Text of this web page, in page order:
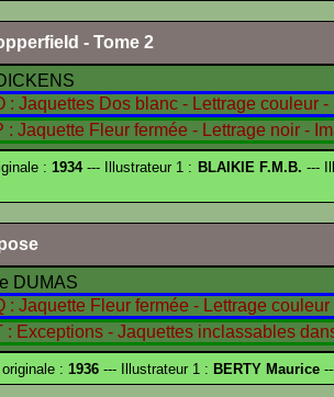
- Tome 2
:1934--- Illustrateur 1 : BLAIKIE F.M.B. ---
DUMAS
: 1936 --- Illustrateur 1 : BERTY Maurice